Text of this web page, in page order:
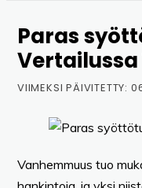
Paras
VIIMEKSI PÄIVITETTY:
Vanhemmuus tuo